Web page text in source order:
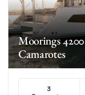
Moorings
Camarotes
3